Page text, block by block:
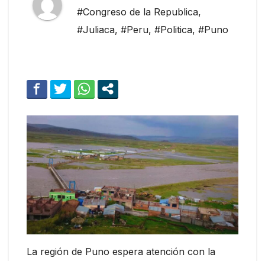
#Congreso de la Republica,
#Juliaca, #Peru, #Politica, #Puno
La región de Puno espera atención con la